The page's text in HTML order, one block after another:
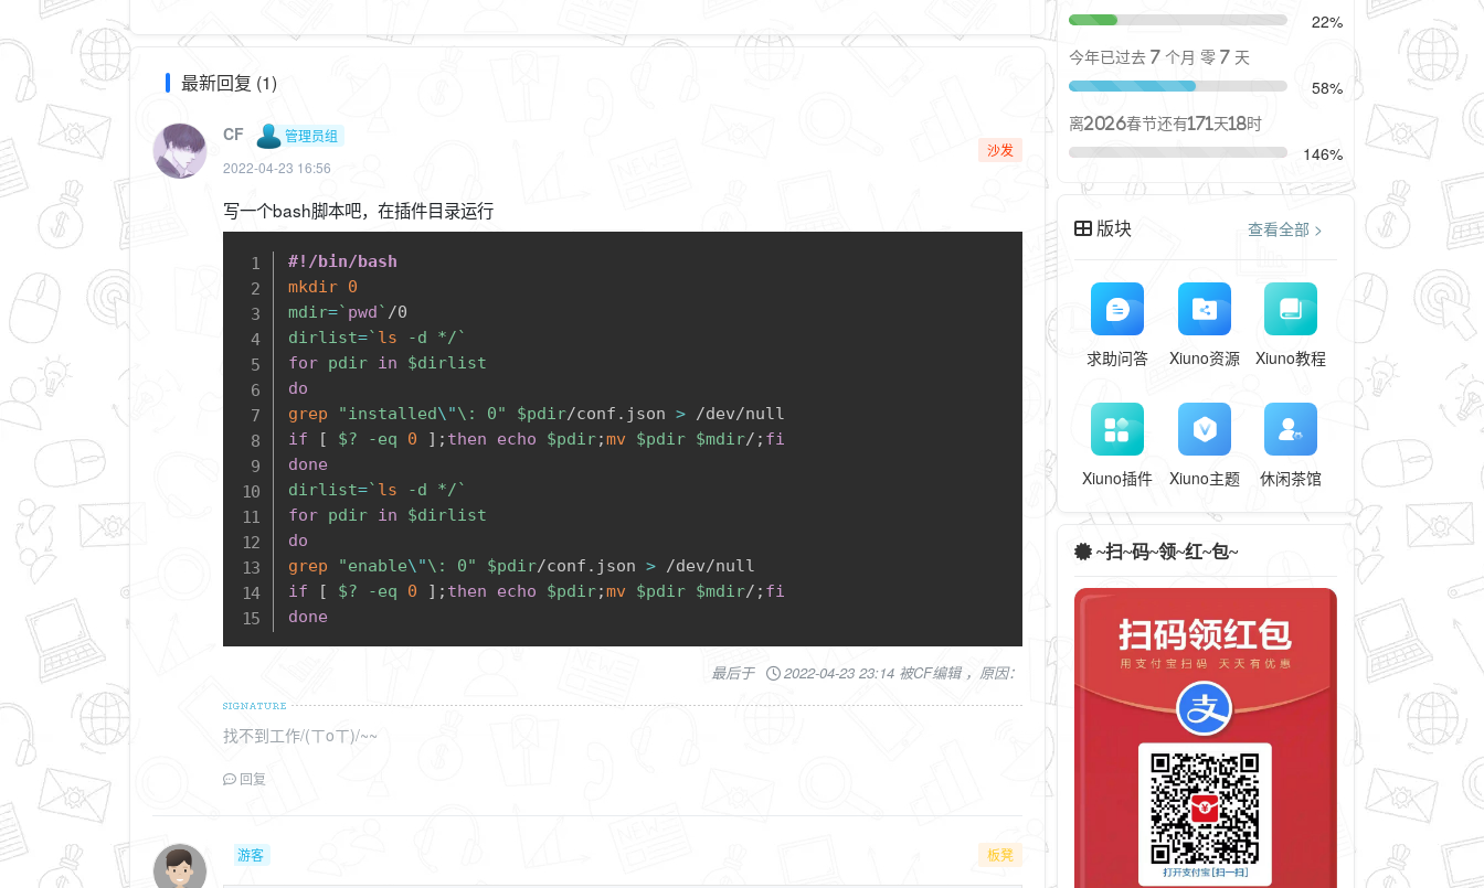
最新回复 (1)
CF
管理员组
2022-04-23 16:56
沙发
写一个bash脚本吧，在插件目录运行
#!/bin/bash
mkdir 0
mdir=` pwd`
dirlist=` ls -d */`
for pdir in
$dirlist
do
grep
"installed\"\: 0" $pdir/conf.json >
if
[ $? -eq 0 ] ; then echo $pdir;mv $pdir $mdir/ ; fi
done
dirlist=` ls -d */`
for pdir in
$dirlist
do
grep
"enable\"\: 0" $pdir/conf.json >
if
[ $? -eq 0 ] ; then echo $pdir;mv $pdir $mdir/ ; fi
done
最后于 2022-04-23 23:14 被CF编辑 ，原因：
找不到工作/(ㄒoㄒ)/~~
回复
游客 板凳
22%
今年已过去 7 个月 零 7 天
58%
离2026春节还有171天18时
146%
版块 查看全部 >
求助问答 Xiuno资源 Xiuno教程
Xiuno插件 Xiuno主题 休闲茶馆
~扫~码~领~红~包~